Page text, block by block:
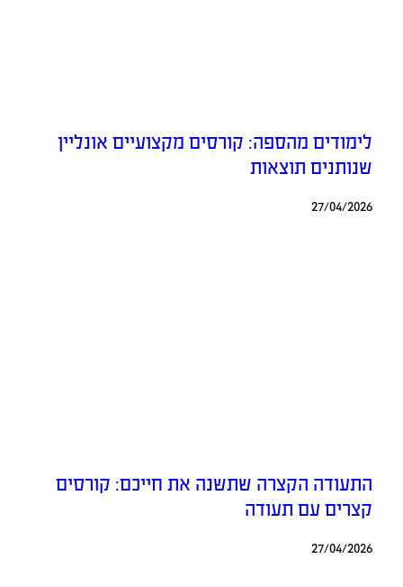
לימודים מהספה: קורסים מקצועיים אונליין
שנותנים תוצאות
27/04/2026
התעודה הקצרה שתשנה את חייכם: קורסים
קצרים עם תעודה
27/04/2026